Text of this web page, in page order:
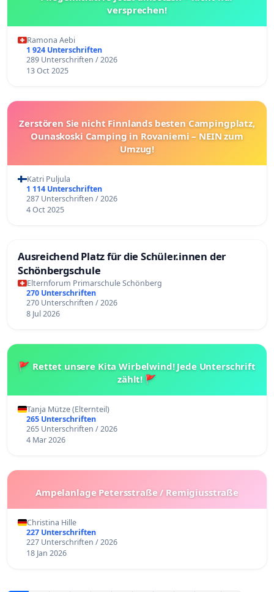
versprechen!
Ramona Aebi
1 924 Unterschriften
289 Unterschriften / 2026
13 Oct 2025
Zerstören Sie nicht Finnlands besten Campingplatz,
Ounaskoski Camping in Rovaniemi – NEIN zum
Umzug!
Katri Puljula
1 114 Unterschriften
287 Unterschriften / 2026
4 Oct 2025
Ausreichend Platz für die Schüler.innen der
Schönbergschule
Elternforum Primarschule Schönberg
270 Unterschriften
270 Unterschriften / 2026
8 Jul 2026
🚩 Rettet unsere Kita Wirbelwind! Jede Unterschrift
zählt! 🚩
Tanja Mütze (Elternteil)
265 Unterschriften
265 Unterschriften / 2026
4 Mar 2026
Ampelanlage Petersstraße / Remigiusstraße
Christina Hille
227 Unterschriften
227 Unterschriften / 2026
18 Jan 2026